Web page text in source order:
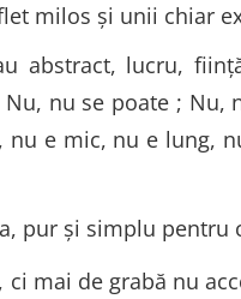
milos şi unii chiar
abstract, lucru,
nu se poate ; Nu,
e mic, nu e lung,
pur şi simplu pentru
mai de grabă nu